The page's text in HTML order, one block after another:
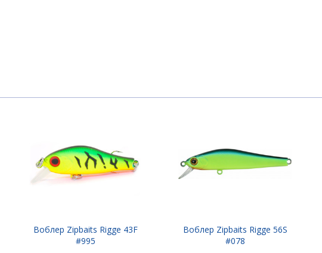
Воблер Zipbaits Rigge 43F
#995
Воблер Zipbaits Rigge 56S
#078